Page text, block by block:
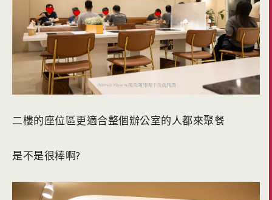
二樓的座位區更適合整個辦公室的人都來聚餐
是不是很棒啊?